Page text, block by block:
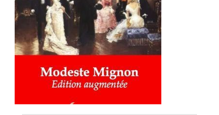
AJOUTER AU PANIER / DÉTAILS